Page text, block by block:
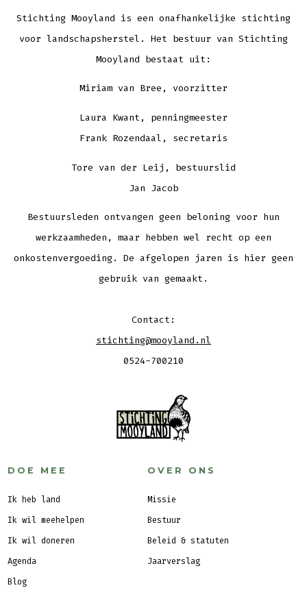
Stichting Mooyland is een onafhankelijke stichting
voor landschapsherstel. Het bestuur van Stichting
Mooyland bestaat uit:
Miriam van Bree, voorzitter
Laura Kwant, penningmeester
Frank Rozendaal, secretaris
Tore van der Leij, bestuurslid
Jan Jacob
Bestuursleden ontvangen geen beloning voor hun
werkzaamheden, maar hebben wel recht op een
onkostenvergoeding. De afgelopen jaren is hier geen
gebruik van gemaakt.
Contact:
stichting@mooyland.nl
0524-700210
DOE MEE
Ik heb land
Ik wil meehelpen
Ik wil doneren
Agenda
Blog
OVER ONS
Missie
Bestuur
Beleid & statuten
Jaarverslag